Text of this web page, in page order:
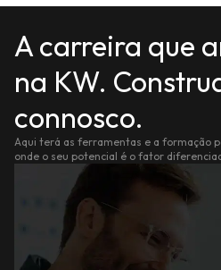
A carreira que
na KW.
connosco.
Aqui terá as ferramentas e a formação
onde o seu potencial é o fator